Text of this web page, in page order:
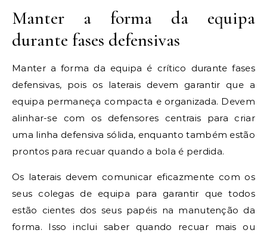
Manter a forma da equipa
durante fases defensivas
Manter a forma da equipa é crítico durante fases
defensivas, pois os laterais devem garantir que a
equipa permaneça compacta e organizada. Devem
alinhar-se com os defensores centrais para criar
uma linha defensiva sólida, enquanto também estão
prontos para recuar quando a bola é perdida.
Os laterais devem comunicar eficazmente com os
seus colegas de equipa para garantir que todos
estão cientes dos seus papéis na manutenção da
forma. Isso inclui saber quando recuar mais ou